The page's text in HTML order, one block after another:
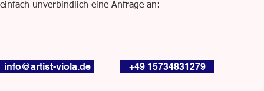
einfach unverbindlich eine Anfrage an:
info@artist-viola.de +49 15734831279